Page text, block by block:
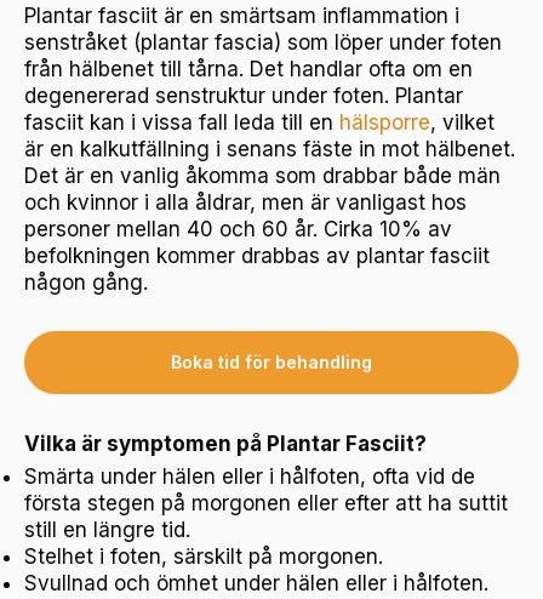
Plantar fasciit är en smärtsam inflammation i
senstråket (plantar fascia) som löper under foten
från hälbenet till tårna. Det handlar ofta om en
degenererad senstruktur under foten. Plantar
fasciit kan i vissa fall leda till en hälsporre, vilket
är en kalkutfällning i senans fäste in mot hälbenet.
Det är en vanlig åkomma som drabbar både män
och kvinnor i alla åldrar, men är vanligast hos
personer mellan 40 och 60 år. Cirka 10% av
befolkningen kommer drabbas av plantar fasciit
någon gång.
Boka tid för behandling
Vilka är symptomen på Plantar Fasciit?
Smärta under hälen eller i hålfoten, ofta vid de
första stegen på morgonen eller efter att ha suttit
still en längre tid.
Stelhet i foten, särskilt på morgonen.
Svullnad och ömhet under hälen eller i hålfoten.